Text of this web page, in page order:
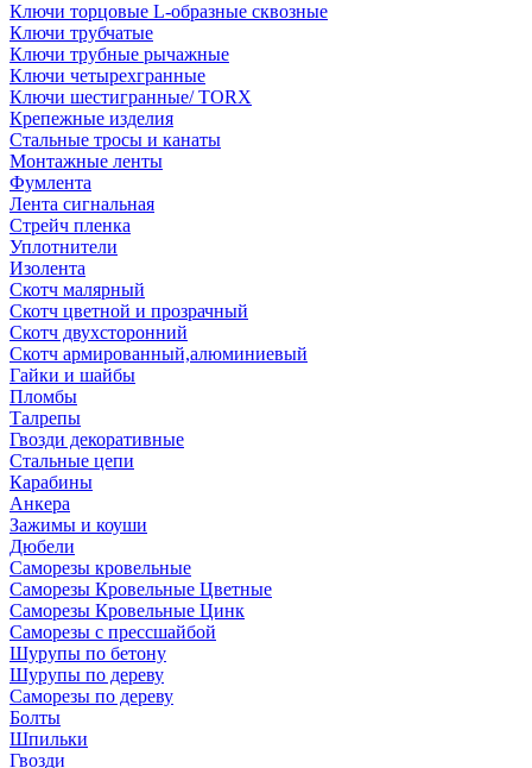
Ключи торцовые L-образные сквозные
Ключи трубчатые
Ключи трубные рычажные
Ключи четырехгранные
Ключи шестигранные/ TORX
Крепежные изделия
Стальные тросы и канаты
Монтажные ленты
Фумлента
Лента сигнальная
Стрейч пленка
Уплотнители
Изолента
Скотч малярный
Скотч цветной и прозрачный
Скотч двухсторонний
Скотч армированный,алюминиевый
Гайки и шайбы
Пломбы
Талрепы
Гвозди декоративные
Стальные цепи
Карабины
Анкера
Зажимы и коуши
Дюбели
Саморезы кровельные
Саморезы Кровельные Цветные
Саморезы Кровельные Цинк
Саморезы с прессшайбой
Шурупы по бетону
Шурупы по дереву
Саморезы по дереву
Болты
Шпильки
Гвозди